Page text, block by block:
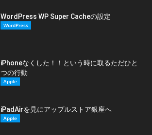
WordPress WP Super Cacheの設定
WordPress
iPhoneなくした！！という時に取るただひと
つの行動
Apple
iPadAirを見にアップルストア銀座へ
Apple